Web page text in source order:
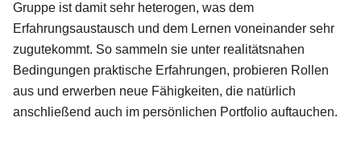
Gruppe ist damit sehr heterogen, was dem
Erfahrungsaustausch und dem Lernen voneinander sehr
zugutekommt. So sammeln sie unter realitätsnahen
Bedingungen praktische Erfahrungen, probieren Rollen
aus und erwerben neue Fähigkeiten, die natürlich
anschließend auch im persönlichen Portfolio auftauchen.